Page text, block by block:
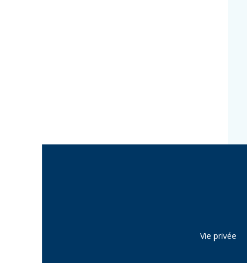
Vie privée